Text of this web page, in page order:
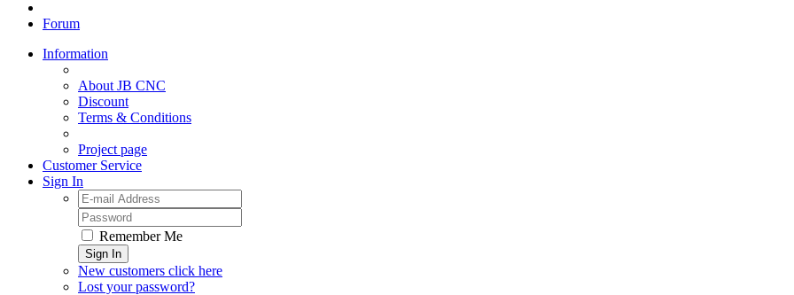
Forum
Information
About JB CNC
Discount
Terms & Conditions
Project page
Customer Service
Sign In
Remember Me
Sign In
New customers click here
Lost your password?